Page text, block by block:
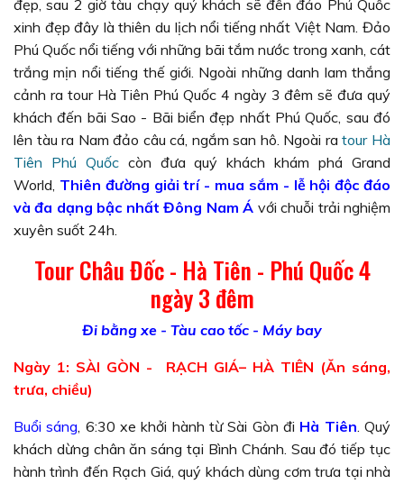
đẹp, sau 2 giờ tàu chạy quý khách sẽ đến đảo Phú Quốc
xinh đẹp đây là thiên du lịch nổi tiếng nhất Việt Nam. Đảo
Phú Quốc nổi tiếng với những bãi tắm nước trong xanh, cát
trắng mịn nổi tiếng thế giới. Ngoài những danh lam thắng
cảnh ra tour Hà Tiên Phú Quốc 4 ngày 3 đêm sẽ đưa quý
khách đến bãi Sao - Bãi biển đẹp nhất Phú Quốc, sau đó
lên tàu ra Nam đảo câu cá, ngắm san hô. Ngoài ratour Hà
Tiên Phú Quốccòn đưa quý khách khám phá Grand
World, Thiên đường giải trí - mua sắm - lễ hội độc đáo
và đa dạng bậc nhất Đông Nam Á với chuỗi trải nghiệm
xuyên suốt 24h.
Tour Châu Đốc - Hà Tiên - Phú Quốc 4
ngày 3 đêm
Đi bằng xe - Tàu cao tốc - Máy bay
Ngày 1: SÀI GÒN - RẠCH GIÁ– HÀ TIÊN (Ăn sáng,
trưa, chiều)
Buổi sáng, 6:30 xe khởi hành từ Sài Gòn đi Hà Tiên. Quý
khách dừng chân ăn sáng tại Bình Chánh. Sau đó tiếp tục
hành trình đến Rạch Giá, quý khách dùng cơm trưa tại nhà